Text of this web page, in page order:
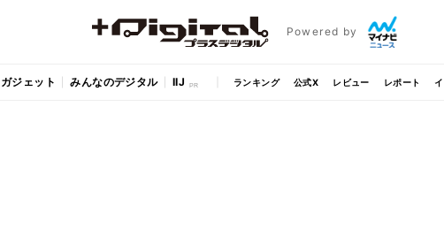
Powered by
ガジェット みんなのデジタル IIJ ランキング 公式X レビュー レポート